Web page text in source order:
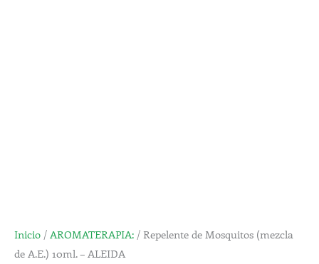
Inicio / AROMATERAPIA: / Repelente de Mosquitos (mezcla
de A.E.) 10ml. – ALEIDA